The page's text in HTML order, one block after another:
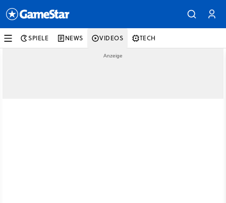
SPIELE NEWS VIDEOS TECH